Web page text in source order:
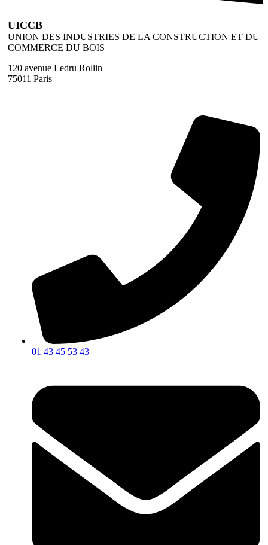
UICCB
UNION DES INDUSTRIES DE LA CONSTRUCTION ET DU
COMMERCE DU BOIS
120 avenue Ledru Rollin
75011 Paris
01 43 45 53 43